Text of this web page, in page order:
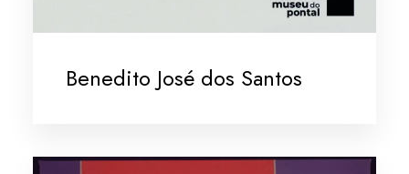
Benedito José dos Santos